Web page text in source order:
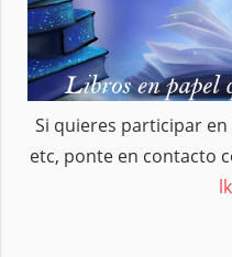
Si quieres participar
etc, ponte en contacto